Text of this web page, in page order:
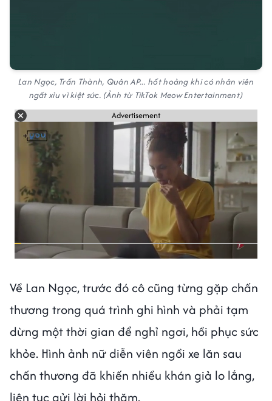
Lan Ngọc, Trấn Thành, Quân AP... hốt hoảng khi có nhân viên
ngất xỉu vì kiệt sức. (Ảnh từ TikTok Meow Entertainment)
Advertisement
Về Lan Ngọc, trước đó cô cũng từng gặp chấn
thương trong quá trình ghi hình và phải tạm
dừng một thời gian để nghỉ ngơi, hồi phục sức
khỏe. Hình ảnh nữ diễn viên ngồi xe lăn sau
chấn thương đã khiến nhiều khán giả lo lắng,
liên tục gửi lời hỏi thăm.